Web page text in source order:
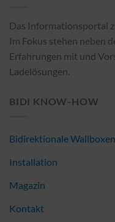
Das Informationsportal
Im Fokus stehen neben
Erfahrungen mit und
Ladelösungen.
BIDI KNOW-HOW
Bidirektionale Wallboxen
Installation
Magazin
Kontakt